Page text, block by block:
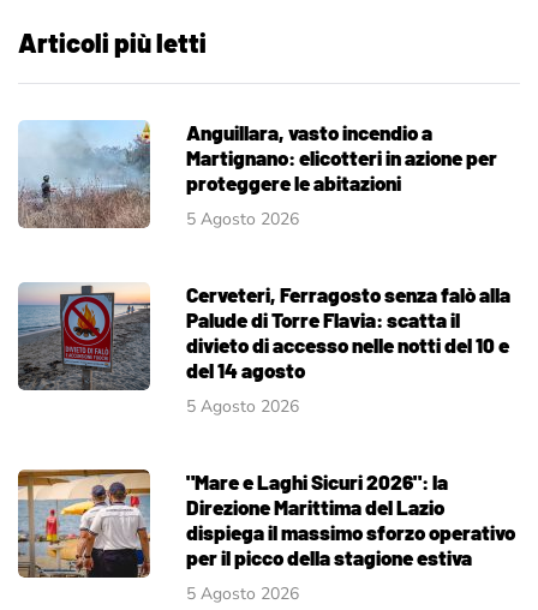
Articoli più letti
Anguillara, vasto incendio a
Martignano: elicotteri in azione per
proteggere le abitazioni
5 Agosto 2026
Cerveteri, Ferragosto senza falò alla
Palude di Torre Flavia: scatta il
divieto di accesso nelle notti del 10 e
del 14 agosto
5 Agosto 2026
"Mare e Laghi Sicuri 2026": la
Direzione Marittima del Lazio
dispiega il massimo sforzo operativo
per il picco della stagione estiva
5 Agosto 2026